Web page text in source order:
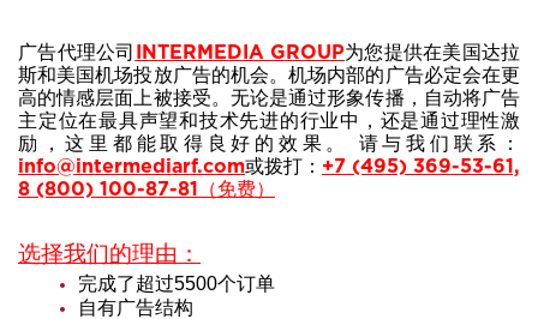
广告代理公司 INTERMEDIA GROUP为您提供在美国达拉
斯和美国机场投放广告的机会。机场内部的广告必定会在更
高的情感层面上被接受。无论是通过形象传播，自动将广告
主定位在最具声望和技术先进的行业中，还是通过理性激
励，这里都能取得良好的效果。
请与我们联系：
info@intermediarf.com或拨打： +7 (495) 369-53-61,
8 (800) 100-87-81（免费）
选择我们的理由：
完成了超过5500个订单
自有广告结构